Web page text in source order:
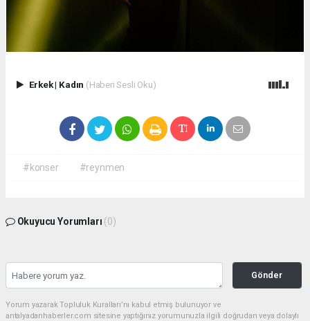
Erkek| Kadın (Haberi Sesli Oku)
#konser #reynmen
Okuyucu Yorumları (0)
Gönder
Yorum yazarak Topluluk Kuralları’nı kabul etmiş bulunuyor ve
antalyadanhaberler.com sitesine yaptığınız yorumunuzla ilgili doğrudan veya dolaylı